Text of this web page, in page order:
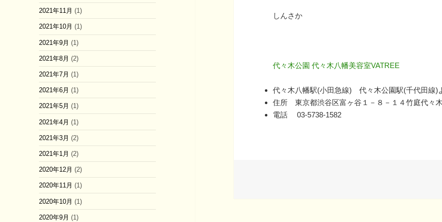
2021年11月 (1)
2021年10月 (1)
2021年9月 (1)
2021年8月 (2)
2021年7月 (1)
2021年6月 (1)
2021年5月 (1)
2021年4月 (1)
2021年3月 (2)
2021年1月 (2)
2020年12月 (2)
2020年11月 (1)
2020年10月 (1)
2020年9月 (1)
しんさか
代々木公園 代々木八幡美容室VATREE
代々木八幡駅(小田急線) 代々木公園駅(千代田線)
住所 東京都渋谷区富ヶ谷１－８－１４竹庭代々
電話 03-5738-1582